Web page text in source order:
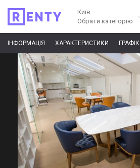
Київ
Обрати категорію
ІНФОРМАЦІЯ ХАРАКТЕРИСТИКИ